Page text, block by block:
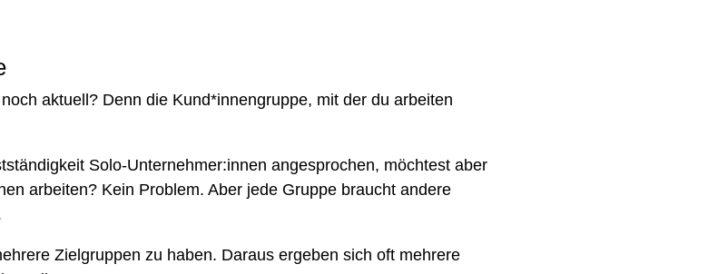
aktuell? Denn die Kund*innengruppe, mit der du arbeiten
Solo-Unternehmer:innen angesprochen, möchtest aber
arbeiten? Kein Problem. Aber jede Gruppe braucht andere
Zielgruppen zu haben. Daraus ergeben sich oft mehrere